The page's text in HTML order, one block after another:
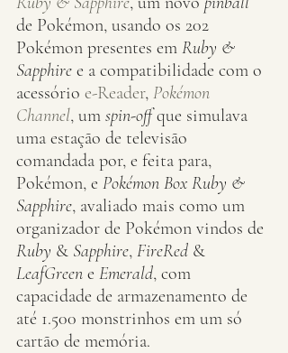
de Pokémon, usando os 202
Pokémon presentes em Ruby &
Sapphire e a compatibilidade com o
acessório e-Reader, Pokémon
Channel, um spin-off que simulava
uma estação de televisão
comandada por, e feita para,
Pokémon, e Pokémon Box Ruby &
Sapphire, avaliado mais como um
organizador de Pokémon vindos de
Ruby & Sapphire, FireRed &
LeafGreen e Emerald, com
capacidade de armazenamento de
até 1.500 monstrinhos em um só
cartão de memória.